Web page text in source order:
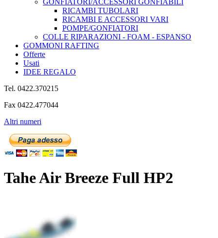
GONFIATORI/ACCESSORI GONFIABILI
RICAMBI TUBOLARI
RICAMBI E ACCESSORI VARI
POMPE/GONFIATORI
COLLE RIPARAZIONI - FOAM - ESPANSO
GOMMONI RAFTING
Offerte
Usati
IDEE REGALO
Tel. 0422.370215
Fax 0422.477044
Altri numeri
Tahe Air Breeze Full HP2